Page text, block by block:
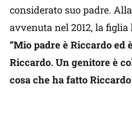
considerato suo padre.
avvenuta nel 2012, la
“Mio padre è Riccardo ed
Riccardo. Un genitore è
cosa che ha fatto